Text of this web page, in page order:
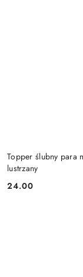
Topper ślubny para
lustrzany
Cena:
24.00